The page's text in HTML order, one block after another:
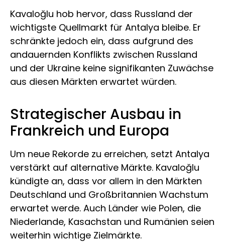
Kavaloğlu hob hervor, dass Russland der
wichtigste Quellmarkt für Antalya bleibe. Er
schränkte jedoch ein, dass aufgrund des
andauernden Konflikts zwischen Russland
und der Ukraine keine signifikanten Zuwächse
aus diesen Märkten erwartet würden.
Strategischer Ausbau in
Frankreich und Europa
Um neue Rekorde zu erreichen, setzt Antalya
verstärkt auf alternative Märkte. Kavaloğlu
kündigte an, dass vor allem in den Märkten
Deutschland und Großbritannien Wachstum
erwartet werde. Auch Länder wie Polen, die
Niederlande, Kasachstan und Rumänien seien
weiterhin wichtige Zielmärkte.